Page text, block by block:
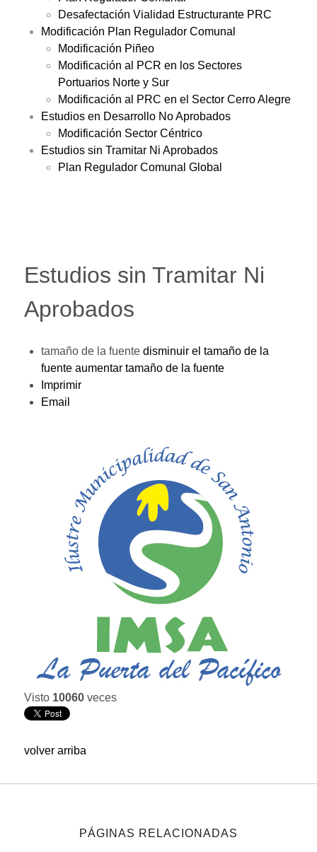
Desafectación Vialidad Estructurante PRC
Modificación Plan Regulador Comunal
Modificación Piñeo
Modificación al PCR en los Sectores
Portuarios Norte y Sur
Modificación al PRC en el Sector Cerro Alegre
Estudios en Desarrollo No Aprobados
Modificación Sector Céntrico
Estudios sin Tramitar Ni Aprobados
Plan Regulador Comunal Global
Estudios sin Tramitar Ni
Aprobados
tamaño de la fuente disminuir el tamaño de la
fuente aumentar tamaño de la fuente
Imprimir
Email
Visto 10060 veces
volver arriba
PÁGINAS RELACIONADAS